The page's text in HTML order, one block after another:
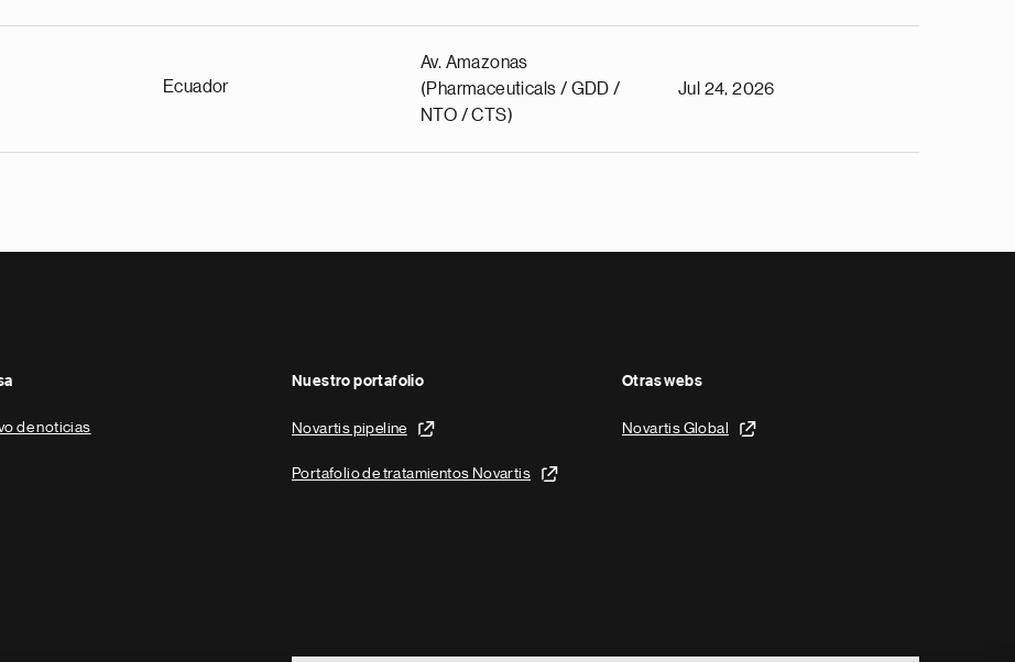
Ecuador
Av. Amazonas
(Pharmaceuticals / GDD /
NTO / CTS)
Jul 24, 2026
de noticias
Nuestro portafolio
Novartis pipeline
Portafolio de tratamientos Novartis
Otras webs
Novartis Global